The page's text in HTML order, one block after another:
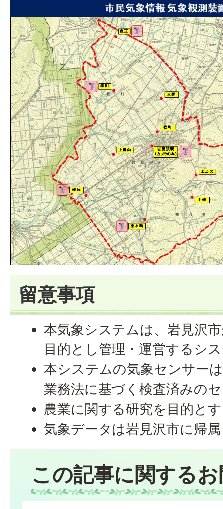
留意事項
本気象システムは、岩見沢
目的とし管理・運営するシ
本システムの気象センサー
業務法に基づく検査済みの
農業に関する研究を目的と
気象データは岩見沢市に帰
この記事に関する